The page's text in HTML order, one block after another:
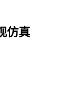
仿真